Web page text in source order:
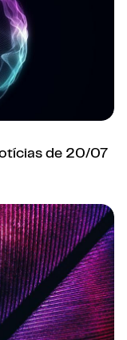
de 20/07 a 24/07
de 20/07